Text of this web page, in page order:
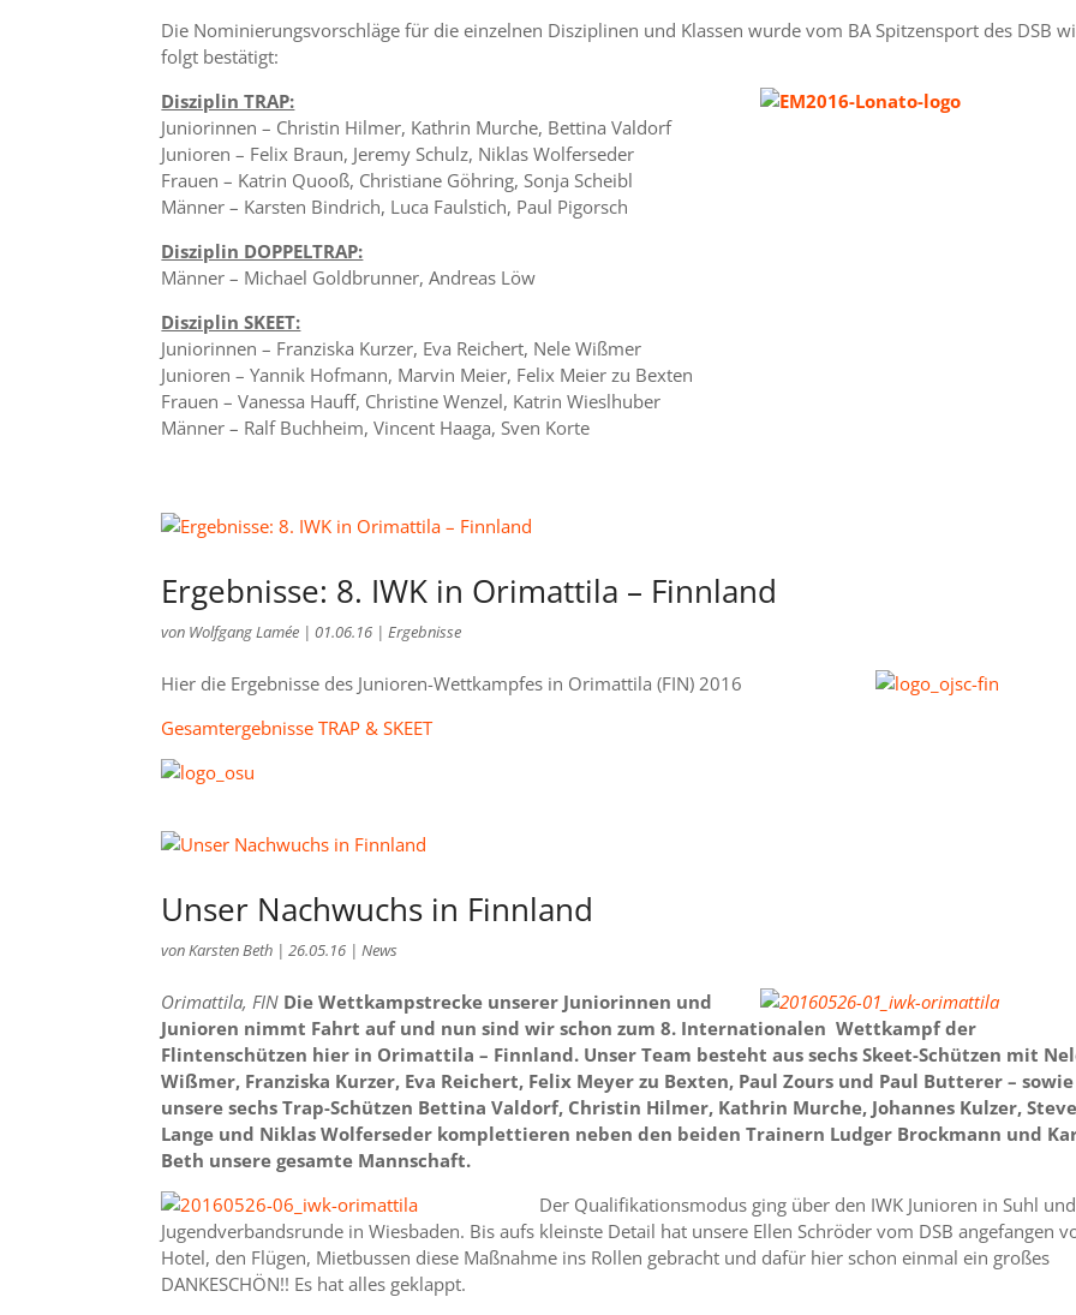
Die Nominierungsvorschläge für die einzelnen Disziplinen und Klassen wurde vom BA Spitzensport des DSB
folgt bestätigt:
Disziplin TRAP:
Juniorinnen – Christin Hilmer, Kathrin Murche, Bettina Valdorf
Junioren – Felix Braun, Jeremy Schulz, Niklas Wolferseder
Frauen – Katrin Quooß, Christiane Göhring, Sonja Scheibl
Männer – Karsten Bindrich, Luca Faulstich, Paul Pigorsch
Disziplin DOPPELTRAP:
Männer – Michael Goldbrunner, Andreas Löw
Disziplin SKEET:
Juniorinnen – Franziska Kurzer, Eva Reichert, Nele Wißmer
Junioren – Yannik Hofmann, Marvin Meier, Felix Meier zu Bexten
Frauen – Vanessa Hauff, Christine Wenzel, Katrin Wieslhuber
Männer – Ralf Buchheim, Vincent Haaga, Sven Korte
Ergebnisse: 8. IWK in Orimattila – Finnland
von Wolfgang Lamée |01.06.16 |Ergebnisse
Hier die Ergebnisse des Junioren-Wettkampfes in Orimattila (FIN) 2016
Gesamtergebnisse TRAP & SKEET
Unser Nachwuchs in Finnland
vonKarsten Beth |26.05.16 |News
Orimattila, FIN Die Wettkampstrecke unserer Juniorinnen und
Junioren nimmt Fahrt auf und nun sind wir schon zum 8. Internationalen Wettkampf der
Flintenschützen hier in Orimattila – Finnland. Unser Team besteht aus sechs Skeet-Schützen mit
Wißmer, Franziska Kurzer, Eva Reichert, Felix Meyer zu Bexten, Paul Zours und Paul Butterer – sowie
unsere sechs Trap-Schützen Bettina Valdorf, Christin Hilmer, Kathrin Murche, Johannes Kulzer,
Lange und Niklas Wolferseder komplettieren neben den beiden Trainern Ludger Brockmann und
Beth unsere gesamte Mannschaft.
Der Qualifikationsmodus ging über den IWK Junioren in Suhl
Jugendverbandsrunde in Wiesbaden. Bis aufs kleinste Detail hat unsere Ellen Schröder vom DSB angefangen
Hotel, den Flügen, Mietbussen diese Maßnahme ins Rollen gebracht und dafür hier schon einmal ein großes
DANKESCHÖN!! Es hat alles geklappt.